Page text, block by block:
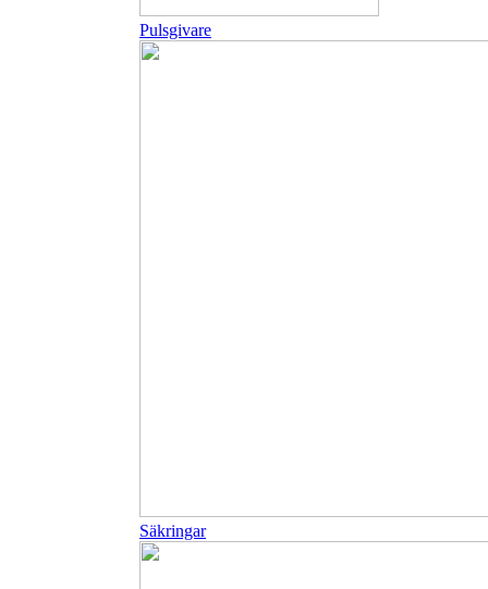
Pulsgivare
Säkringar